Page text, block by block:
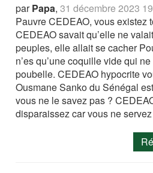
parPapa,31 décembre 2023
Pauvre CEDEAO, vous existez
CEDEAO savait qu’elle ne
peuples, elle allait se cacher
n’es qu’une coquille vide qui
poubelle. CEDEAO hypocrite
Ousmane Sanko du Sénégal
vous ne le savez pas ?
disparaissez car vous ne